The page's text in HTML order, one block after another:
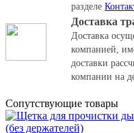
разделе
Доставка
Доставка
компанией,
доставки
компании на
Cопутствующие товары